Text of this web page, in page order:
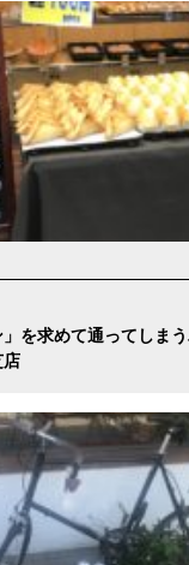
を求めて通ってしま
店